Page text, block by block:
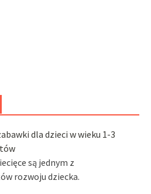
dla dzieci w wieku 1-3
są jednym z
rozwoju dziecka.